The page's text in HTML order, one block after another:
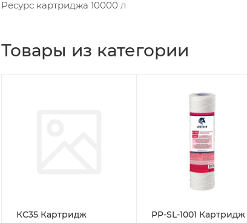
Ресурс картриджа 10000 л
Товары из категории
КС35 Картридж
PP-SL-1001 Картридж